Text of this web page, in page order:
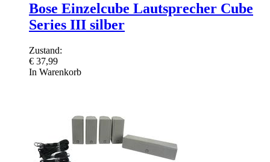
Bose Einzelcube Lautsprecher Cube
Series III silber
Zustand:
€ 37,99
In Warenkorb